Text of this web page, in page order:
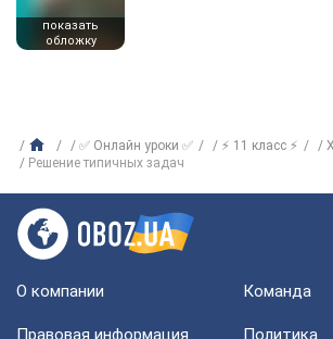
показать
обложку
✅ Онлайн уроки ✅ ⚡ 11 класс ⚡
Решение типичных задач
О компании Команда
Правовая информация
Политика